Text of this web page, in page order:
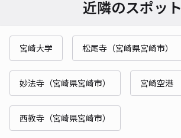
近隣のスポット
宮崎大学 松尾寺（宮崎県宮崎市）
妙法寺（宮崎県宮崎市） 宮崎空港
西教寺（宮崎県宮崎市）